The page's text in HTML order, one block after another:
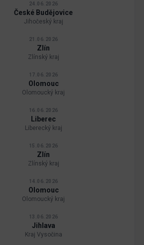
24.06.2026
České Budějovice
Jihočeský kraj
21.06.2026
Zlín
Zlínský kraj
17.06.2026
Olomouc
Olomoucký kraj
16.06.2026
Liberec
Liberecký kraj
15.06.2026
Zlín
Zlínský kraj
14.06.2026
Olomouc
Olomoucký kraj
13.06.2026
Jihlava
Kraj Vysočina